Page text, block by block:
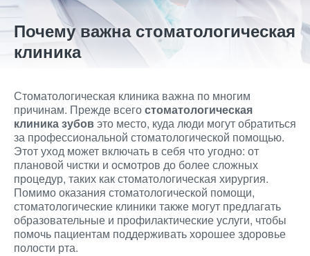
Почему важна стоматологическая
клиника
Стоматологическая клиника важна по многим
причинам. Прежде всегостоматологическая
клиника зубовэто место, куда люди могут обратиться
за профессиональной стоматологической помощью.
Этот уход может включать в себя что угодно: от
плановой чистки и осмотров до более сложных
процедур, таких как стоматологическая хирургия.
Помимо оказания стоматологической помощи,
стоматологические клиники также могут предлагать
образовательные и профилактические услуги, чтобы
помочь пациентам поддерживать хорошее здоровье
полости рта.